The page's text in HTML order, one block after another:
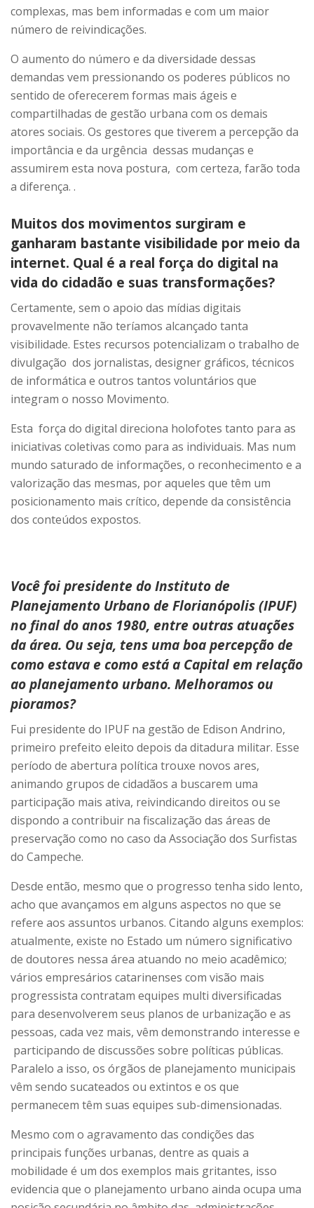
complexas, mas bem informadas e com um maior
número de reivindicações.
O aumento do número e da diversidade dessas
demandas vem pressionando os poderes públicos no
sentido de oferecerem formas mais ágeis e
compartilhadas de gestão urbana com os demais
atores sociais. Os gestores que tiverem a percepção da
importância e da urgência dessas mudanças e
assumirem esta nova postura, com certeza, farão toda
a diferença. .
Muitos dos movimentos surgiram e
ganharam bastante visibilidade por meio da
internet. Qual é a real força do digital na
vida do cidadão e suas transformações?
Certamente, sem o apoio das mídias digitais
provavelmente não teríamos alcançado tanta
visibilidade. Estes recursos potencializam o trabalho de
divulgação dos jornalistas, designer gráficos, técnicos
de informática e outros tantos voluntários que
integram o nosso Movimento.
Esta força do digital direciona holofotes tanto para as
iniciativas coletivas como para as individuais. Mas num
mundo saturado de informações, o reconhecimento e a
valorização das mesmas, por aqueles que têm um
posicionamento mais crítico, depende da consistência
dos conteúdos expostos.
Você foi presidente do Instituto de
Planejamento Urbano de Florianópolis (IPUF)
no final do anos 1980, entre outras atuações
da área. Ou seja, tens uma boa percepção de
como estava e como está a Capital em relação
ao planejamento urbano. Melhoramos ou
pioramos?
Fui presidente do IPUF na gestão de Edison Andrino,
primeiro prefeito eleito depois da ditadura militar. Esse
período de abertura política trouxe novos ares,
animando grupos de cidadãos a buscarem uma
participação mais ativa, reivindicando direitos ou se
dispondo a contribuir na fiscalização das áreas de
preservação como no caso da Associação dos Surfistas
do Campeche.
Desde então, mesmo que o progresso tenha sido lento,
acho que avançamos em alguns aspectos no que se
refere aos assuntos urbanos. Citando alguns exemplos:
atualmente, existe no Estado um número significativo
de doutores nessa área atuando no meio acadêmico;
vários empresários catarinenses com visão mais
progressista contratam equipes multi diversificadas
para desenvolverem seus planos de urbanização e as
pessoas, cada vez mais, vêm demonstrando interesse e
participando de discussões sobre políticas públicas.
Paralelo a isso, os órgãos de planejamento municipais
vêm sendo sucateados ou extintos e os que
permanecem têm suas equipes sub-dimensionadas.
Mesmo com o agravamento das condições das
principais funções urbanas, dentre as quais a
mobilidade é um dos exemplos mais gritantes, isso
evidencia que o planejamento urbano ainda ocupa uma